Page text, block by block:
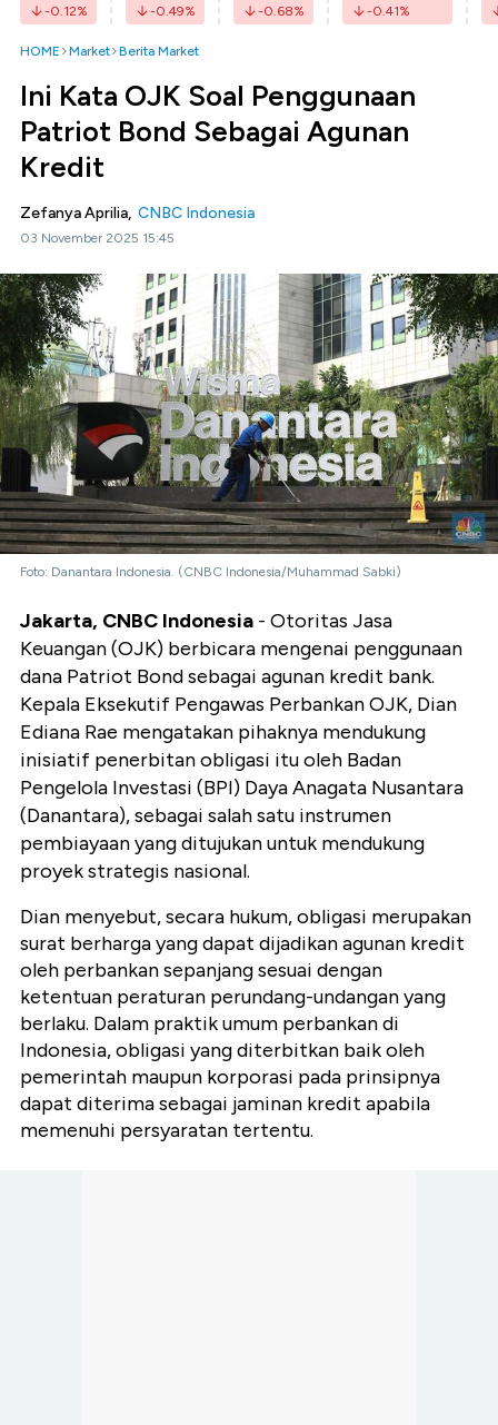
-0.12% -0.49% -0.68% -0.41%
HOME Market Berita Market
Ini Kata OJK Soal Penggunaan
Patriot Bond Sebagai Agunan
Kredit
Zefanya Aprilia, CNBC Indonesia
03 November 2025 15:45
Foto: Danantara Indonesia. (CNBC Indonesia/Muhammad Sabki)
Jakarta, CNBC Indonesia - Otoritas Jasa
Keuangan (OJK) berbicara mengenai penggunaan
dana Patriot Bond sebagai agunan kredit bank.
Kepala Eksekutif Pengawas Perbankan OJK, Dian
Ediana Rae mengatakan pihaknya mendukung
inisiatif penerbitan obligasi itu oleh Badan
Pengelola Investasi (BPI) Daya Anagata Nusantara
(Danantara), sebagai salah satu instrumen
pembiayaan yang ditujukan untuk mendukung
proyek strategis nasional.
Dian menyebut, secara hukum, obligasi merupakan
surat berharga yang dapat dijadikan agunan kredit
oleh perbankan sepanjang sesuai dengan
ketentuan peraturan perundang-undangan yang
berlaku. Dalam praktik umum perbankan di
Indonesia, obligasi yang diterbitkan baik oleh
pemerintah maupun korporasi pada prinsipnya
dapat diterima sebagai jaminan kredit apabila
memenuhi persyaratan tertentu.